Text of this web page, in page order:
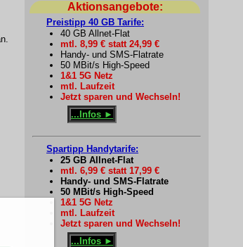
Aktionsangebote:
Preistipp 40 GB Tarife:
40 GB Allnet-Flat
mtl. 8,99 € statt 24,99 €
Handy- und SMS-Flatrate
50 MBit/s High-Speed
1&1 5G Netz
mtl. Laufzeit
Jetzt sparen und Wechseln!
...Infos ►
Spartipp Handytarife:
25 GB Allnet-Flat
mtl. 6,99 € statt 17,99 €
Handy- und SMS-Flatrate
50 MBit/s High-Speed
1&1 5G Netz
mtl. Laufzeit
Jetzt sparen und Wechseln!
...Infos ►